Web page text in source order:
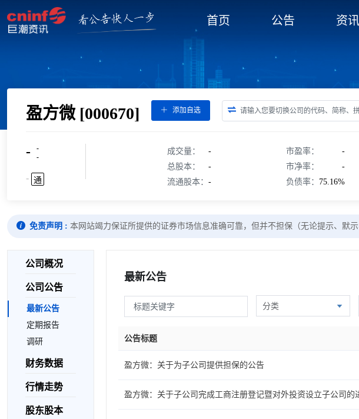
首页 公告 资讯
盈方微 [000670] 添加自选
-
-
-
- 通
成交量：
-
总股本：
-
流通股本： -
市盈率：
-
市净率：
-
负债率： 75.16%
免责声明 : 本网站竭力保证所提供的证券市场信息准确可靠，但并不担保（无论提示、
公司概况
公司公告
最新公告
定期报告
调研
财务数据
行情走势
股东股本
最新公告
分类
公告标题
盈方微：关于为子公司提供担保的公告
盈方微：关于子公司完成工商注册登记暨对外投资设立子公司的